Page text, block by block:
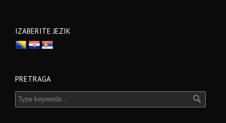
IZABERITE JEZIK
PRETRAGA